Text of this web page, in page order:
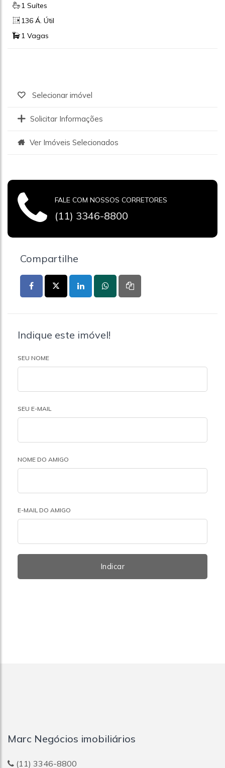
1 Suítes
136 Á. Útil
1 Vagas
Selecionar imóvel
Solicitar Informações
Ver Imóveis Selecionados
FALE COM NOSSOS CORRETORES
(11) 3346-8800
Compartilhe
Indique este imóvel!
SEU NOME
SEU E-MAIL
NOME DO AMIGO
E-MAIL DO AMIGO
Indicar
Marc Negócios imobiliários
(11) 3346-8800